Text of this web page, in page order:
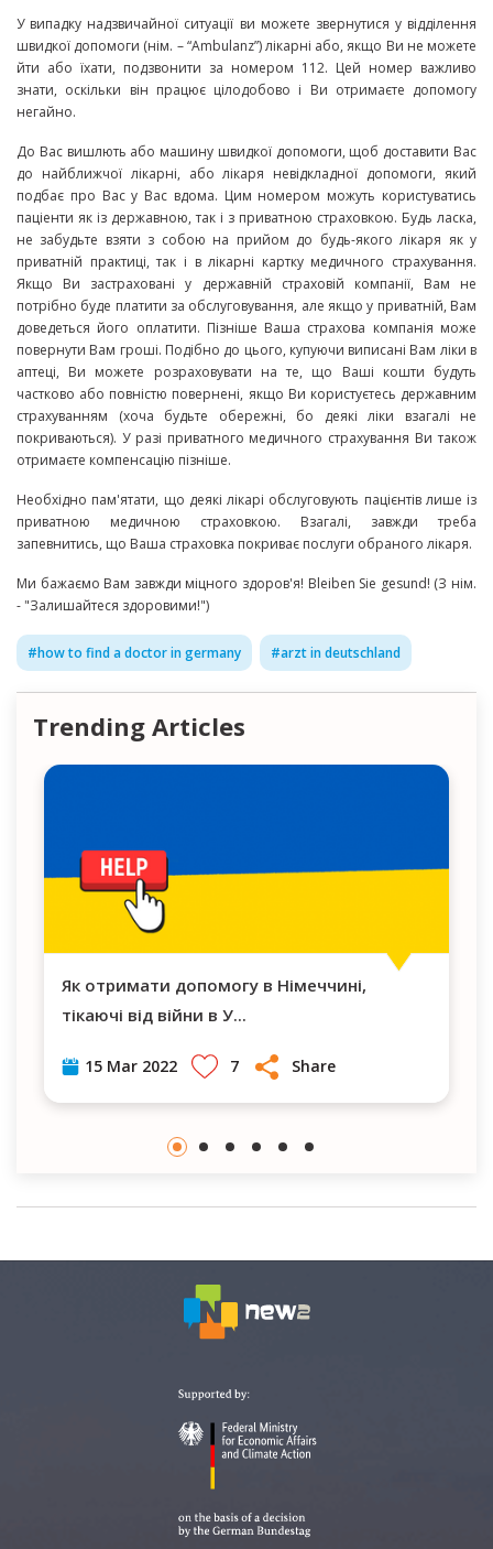
У випадку надзвичайної ситуації ви можете звернутися у відділення
швидкої допомоги (нім. – “Ambulanz”) лікарні або, якщо Ви не можете
йти або їхати, подзвонити за номером 112. Цей номер важливо
знати, оскільки він працює цілодобово і Ви отримаєте допомогу
негайно.
До Вас вишлють або машину швидкої допомоги, щоб доставити Вас
до найближчої лікарні, або лікаря невідкладної допомоги, який
подбає про Вас у Вас вдома. Цим номером можуть користуватись
паціенти як із державною, так і з приватною страховкою. Будь ласка,
не забудьте взяти з собою на прийом до будь-якого лікаря як у
приватній практиці, так і в лікарні картку медичного страхування.
Якщо Ви застраховані у державній страховій компанії, Вам не
потрібно буде платити за обслуговування, але якщо у приватній, Вам
доведеться його оплатити. Пізніше Ваша страхова компанія може
повернути Вам гроші. Подібно до цього, купуючи виписані Вам ліки в
аптеці, Ви можете розраховувати на те, що Ваші кошти будуть
частково або повністю повернені, якщо Ви користуєтесь державним
страхуванням (хоча будьте обережні, бо деякі ліки взагалі не
покриваються). У разі приватного медичного страхування Ви також
отримаєте компенсацію пізніше.
Необхідно пам'ятати, що деякі лікарі обслуговують пацієнтів лише із
приватною медичною страховкою. Взагалі, завжди треба
запевнитись, що Ваша страховка покриває послуги обраного лікаря.
Ми бажаємо Вам завжди міцного здоров'я! Bleiben Sie gesund! (З нім.
- "Залишайтеся здоровими!")
#how to find a doctor in germany #arzt in deutschland
Trending Articles
Як отримати допомогу в Німеччині,
тікаючі від війни в У...
15 Mar 2022 7 Share